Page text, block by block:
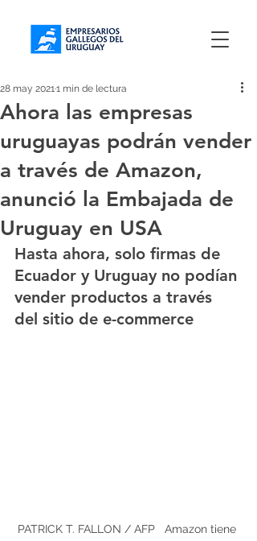
Ahora las empresas
uruguayas podrán vender
a través de Amazon,
anunció la Embajada de
Uruguay en USA
28 may 20211 min de lectura
Hasta ahora, solo firmas de
Ecuador y Uruguay no podían
vender productos a través
del sitio de e-commerce
PATRICK T. FALLON / AFP   Amazon tiene